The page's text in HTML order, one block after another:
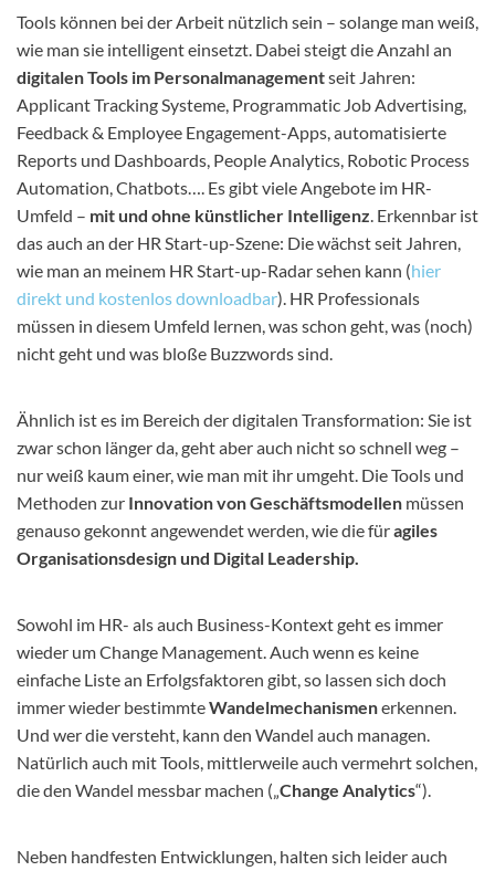
Tools können bei der Arbeit nützlich sein – solange man weiß,
wie man sie intelligent einsetzt. Dabei steigt die Anzahl an
digitalen Tools im Personalmanagementseit Jahren:
Applicant Tracking Systeme, Programmatic Job Advertising,
Feedback & Employee Engagement-Apps, automatisierte
Reports und Dashboards, People Analytics, Robotic Process
Automation, Chatbots…. Es gibt viele Angebote im HR-
Umfeld – mit und ohne künstlicher Intelligenz. Erkennbar ist
das auch an der HR Start-up-Szene: Die wächst seit Jahren,
wie man an meinem HR Start-up-Radar sehen kann (hier
direkt und kostenlos downloadbar). HR Professionals
müssen in diesem Umfeld lernen, was schon geht, was (noch)
nicht geht und was bloße Buzzwords sind.
Ähnlich ist es im Bereich der digitalen Transformation: Sie ist
zwar schon länger da, geht aber auch nicht so schnell weg –
nur weiß kaum einer, wie man mit ihr umgeht. Die Tools und
Methoden zur Innovation von Geschäftsmodellen müssen
genauso gekonnt angewendet werden, wie die füragiles
Organisationsdesign und Digital Leadership.
Sowohl im HR- als auch Business-Kontext geht es immer
wieder um Change Management. Auch wenn es keine
einfache Liste an Erfolgsfaktoren gibt, so lassen sich doch
immer wieder bestimmteWandelmechanismenerkennen.
Und wer die versteht, kann den Wandel auch managen.
Natürlich auch mit Tools, mittlerweile auch vermehrt solchen,
die den Wandel messbar machen („Change Analytics“).
Neben handfesten Entwicklungen, halten sich leider auch